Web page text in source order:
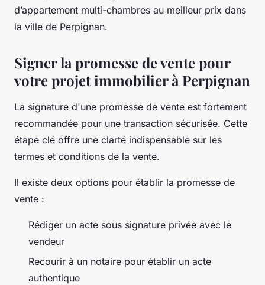
d’appartement multi-chambres au meilleur prix dans
la ville de Perpignan.
Signer la promesse de vente pour
votre projet immobilier à Perpignan
La signature d'une promesse de vente est fortement
recommandée pour une transaction sécurisée. Cette
étape clé offre une clarté indispensable sur les
termes et conditions de la vente.
Il existe deux options pour établir la promesse de
vente :
Rédiger un acte sous signature privée avec le
vendeur
Recourir à un notaire pour établir un acte
authentique